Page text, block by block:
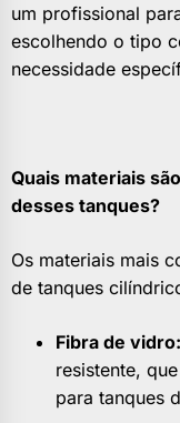
um profissional
escolhendo o tipo
necessidade
Quais materiais
desses tanques?
Os materiais mais
de tanques
Fibra de vidro:
resistente,
para tanques